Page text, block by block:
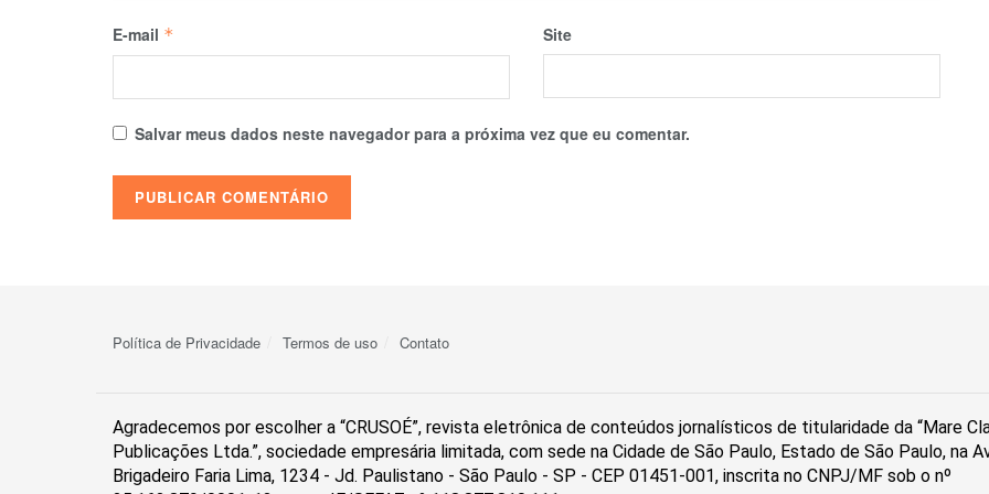
E-mail * Site
Salvar meus dados neste navegador para a próxima vez que eu comentar.
Política de Privacidade Termos de uso Contato
Agradecemos por escolher a “CRUSOÉ”, revista eletrônica de conteúdos jornalísticos de titularidade da “Mare
Publicações Ltda.”, sociedade empresária limitada, com sede na Cidade de São Paulo, Estado de São Paulo, na
Brigadeiro Faria Lima, 1234 - Jd. Paulistano - São Paulo - SP - CEP 01451-001, inscrita no CNPJ/MF sob o nº